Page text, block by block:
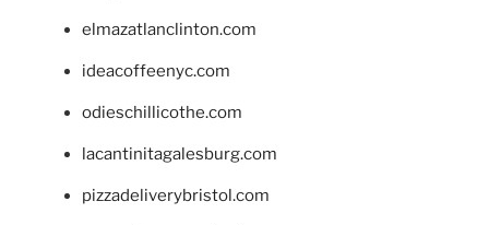
elmazatlanclinton.com
ideacoffeenyc.com
odieschillicothe.com
lacantinitagalesburg.com
pizzadeliverybristol.com